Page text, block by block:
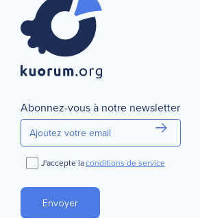
Abonnez-vous à notre newsletter
J'accepte laconditions de service